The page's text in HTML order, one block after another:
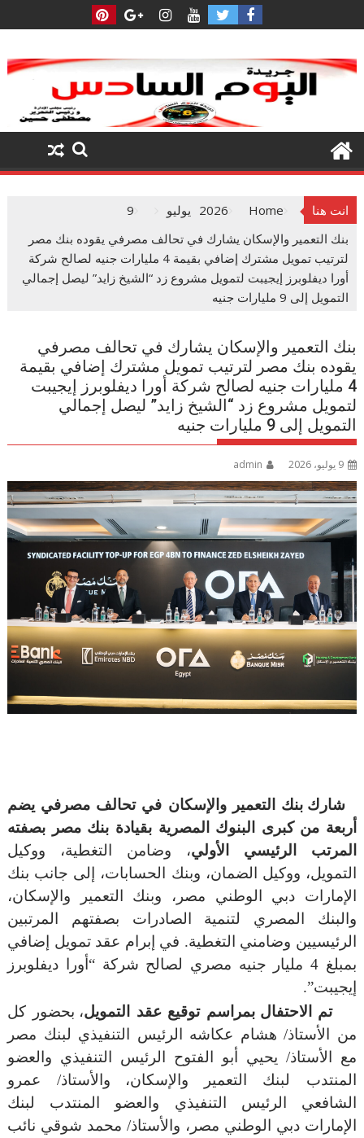
to
انت هنا Home
2026 يوليو
9
بنك التعمير والإسكان يشارك في تحالف مصرفي يقوده بنك مصر
لترتيب تمويل مشترك إضافي بقيمة 4 مليارات جنيه لصالح شركة
أورا ديفلوبرز إيجيبت لتمويل مشروع زد “الشيخ زايد” ليصل إجمالي
التمويل إلى 9 مليارات جنيه
بنك التعمير والإسكان يشارك في تحالف مصرفي
يقوده بنك مصر لترتيب تمويل مشترك إضافي بقيمة
4 مليارات جنيه لصالح شركة أورا ديفلوبرز إيجيبت
لتمويل مشروع زد “الشيخ زايد” ليصل إجمالي
التمويل إلى 9 مليارات جنيه
9 يوليو، 2026 admin
شارك بنك التعمير والإسكان في تحالف مصرفي يضم
أربعة من كبرى البنوك المصرية بقيادة بنك مصر بصفته
المرتب الرئيسي الأولي، وضامن التغطية، ووكيل
التمويل، ووكيل الضمان، وبنك الحسابات، إلى جانب بنك
الإمارات دبي الوطني مصر، وبنك التعمير والإسكان،
والبنك المصري لتنمية الصادرات بصفتهم المرتبين
الرئيسيين وضامني التغطية. في إبرام عقد تمويل إضافي
بمبلغ 4 مليار جنيه مصري لصالح شركة “أورا ديفلوبرز
إيجيبت”.
تم
الاحتفال بمراسم توقيع عقد التمويل، بحضور كل
من الأستاذ/ هشام عكاشه الرئيس التنفيذي لبنك مصر
مع الأستاذ/ يحيي أبو الفتوح الرئيس التنفيذي والعضو
المنتدب لبنك التعمير والإسكان،
والأستاذ/ عمرو
الشافعي الرئيس التنفيذي والعضو المنتدب لبنك
الإمارات دبي الوطني مصر، والأستاذ/ محمد شوقي نائب